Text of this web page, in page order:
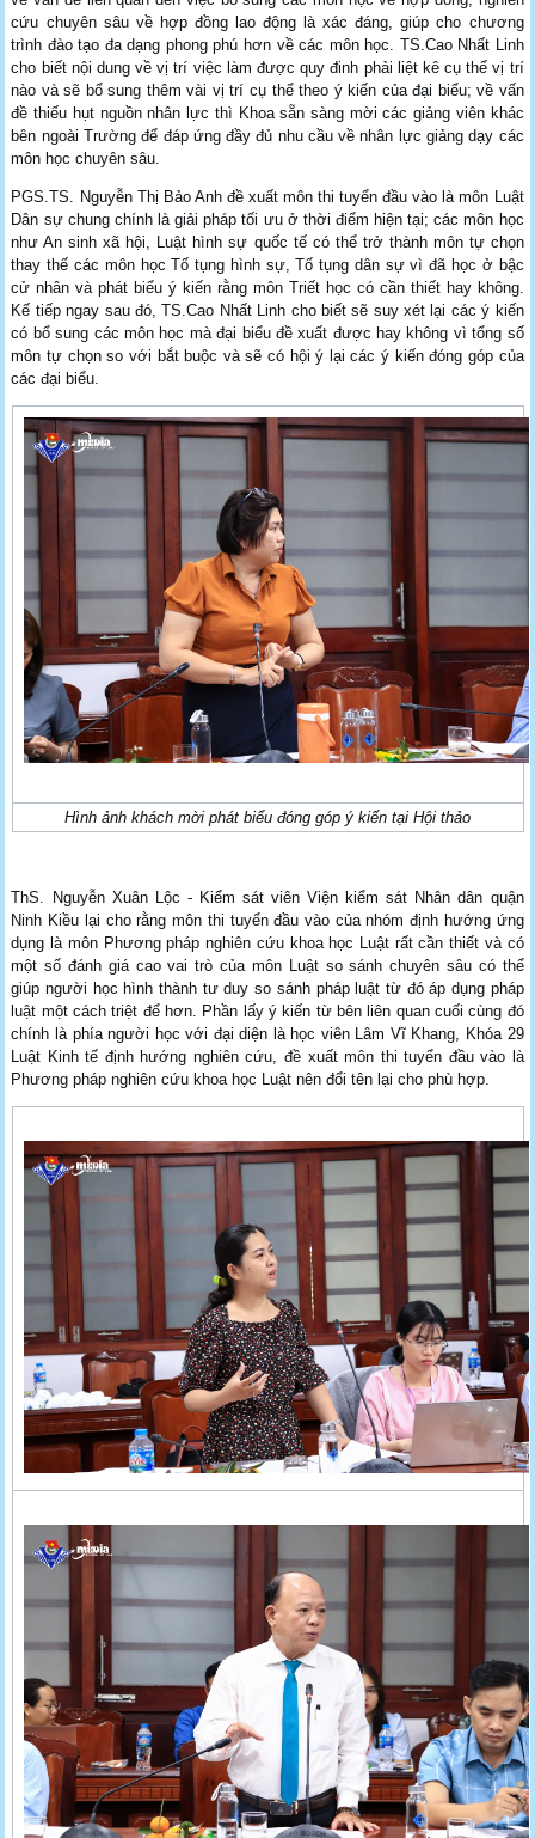
cứu chuyên sâu về hợp đồng lao động là xác đáng, giúp cho chương
trình đào tạo đa dạng phong phú hơn về các môn học. TS.Cao Nhất Linh
cho biết nội dung về vị trí việc làm được quy đinh phải liệt kê cụ thể vị trí
nào và sẽ bổ sung thêm vài vị trí cụ thể theo ý kiến của đại biểu; về vấn
đề thiếu hụt nguồn nhân lực thì Khoa sẵn sàng mời các giảng viên khác
bên ngoài Trường để đáp ứng đầy đủ nhu cầu về nhân lực giảng dạy các
môn học chuyên sâu.
PGS.TS. Nguyễn Thị Bảo Anh đề xuất môn thi tuyển đầu vào là môn Luật
Dân sự chung chính là giải pháp tối ưu ở thời điểm hiện tại; các môn học
như An sinh xã hội, Luật hình sự quốc tế có thể trở thành môn tự chọn
thay thế các môn học Tố tụng hình sự, Tố tụng dân sự vì đã học ở bậc
cử nhân và phát biểu ý kiến rằng môn Triết học có cần thiết hay không.
Kế tiếp ngay sau đó, TS.Cao Nhất Linh cho biết sẽ suy xét lại các ý kiến
có bổ sung các môn học mà đại biểu đề xuất được hay không vì tổng số
môn tự chọn so với bắt buộc và sẽ có hội ý lại các ý kiến đóng góp của
các đại biểu.
Hình ảnh khách mời phát biểu đóng góp ý kiến tại Hội thảo
ThS. Nguyễn Xuân Lộc - Kiểm sát viên Viện kiểm sát Nhân dân quận
Ninh Kiều lại cho rằng môn thi tuyển đầu vào của nhóm định hướng ứng
dụng là môn Phương pháp nghiên cứu khoa học Luật rất cần thiết và có
một số đánh giá cao vai trò của môn Luật so sánh chuyên sâu có thể
giúp người học hình thành tư duy so sánh pháp luật từ đó áp dụng pháp
luật một cách triệt để hơn. Phần lấy ý kiến từ bên liên quan cuối cùng đó
chính là phía người học với đại diện là học viên Lâm Vĩ Khang, Khóa 29
Luật Kinh tế định hướng nghiên cứu, đề xuất môn thi tuyển đầu vào là
Phương pháp nghiên cứu khoa học Luật nên đổi tên lại cho phù hợp.